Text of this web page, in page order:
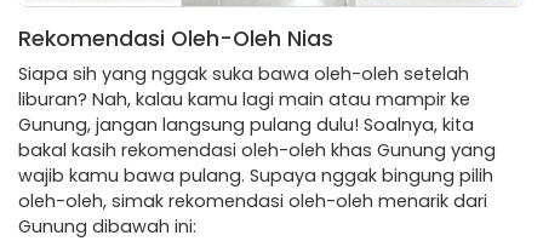
Rekomendasi Oleh-Oleh Nias
Siapa sih yang nggak suka bawa oleh-oleh setelah
liburan? Nah, kalau kamu lagi main atau mampir ke
Gunung, jangan langsung pulang dulu! Soalnya, kita
bakal kasih rekomendasi oleh-oleh khas Gunung yang
wajib kamu bawa pulang. Supaya nggak bingung pilih
oleh-oleh, simak rekomendasi oleh-oleh menarik dari
Gunung dibawah ini: